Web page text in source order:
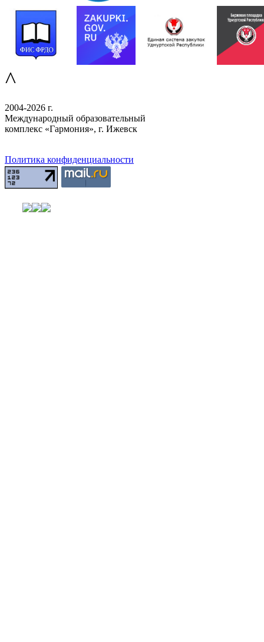
^
2004-2026 г.
Международный образовательный
комплекс «Гармония», г. Ижевск
Политика конфиденциальности